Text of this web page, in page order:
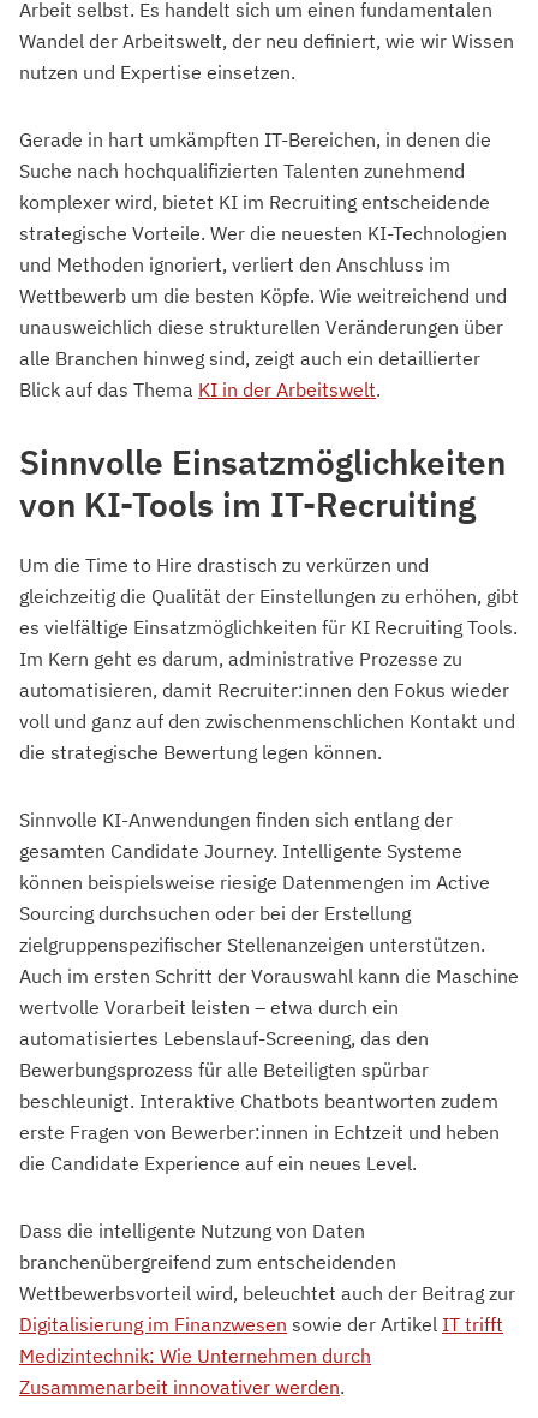
Arbeit selbst. Es handelt sich um einen fundamentalen
Wandel der Arbeitswelt, der neu definiert, wie wir Wissen
nutzen und Expertise einsetzen.
Gerade in hart umkämpften IT-Bereichen, in denen die
Suche nach hochqualifizierten Talenten zunehmend
komplexer wird, bietet KI im Recruiting entscheidende
strategische Vorteile. Wer die neuesten KI-Technologien
und Methoden ignoriert, verliert den Anschluss im
Wettbewerb um die besten Köpfe. Wie weitreichend und
unausweichlich diese strukturellen Veränderungen über
alle Branchen hinweg sind, zeigt auch ein detaillierter
Blick auf das Thema KI in der Arbeitswelt.
Sinnvolle Einsatzmöglichkeiten
von KI-Tools im IT-Recruiting
Um die Time to Hire drastisch zu verkürzen und
gleichzeitig die Qualität der Einstellungen zu erhöhen, gibt
es vielfältige Einsatzmöglichkeiten für KI Recruiting Tools.
Im Kern geht es darum, administrative Prozesse zu
automatisieren, damit Recruiter:innen den Fokus wieder
voll und ganz auf den zwischenmenschlichen Kontakt und
die strategische Bewertung legen können.
Sinnvolle KI-Anwendungen finden sich entlang der
gesamten Candidate Journey. Intelligente Systeme
können beispielsweise riesige Datenmengen im Active
Sourcing durchsuchen oder bei der Erstellung
zielgruppenspezifischer Stellenanzeigen unterstützen.
Auch im ersten Schritt der Vorauswahl kann die Maschine
wertvolle Vorarbeit leisten – etwa durch ein
automatisiertes Lebenslauf-Screening, das den
Bewerbungsprozess für alle Beteiligten spürbar
beschleunigt. Interaktive Chatbots beantworten zudem
erste Fragen von Bewerber:innen in Echtzeit und heben
die Candidate Experience auf ein neues Level.
Dass die intelligente Nutzung von Daten
branchenübergreifend zum entscheidenden
Wettbewerbsvorteil wird, beleuchtet auch der Beitrag zur
Digitalisierung im Finanzwesen sowie der Artikel IT trifft
Medizintechnik: Wie Unternehmen durch
Zusammenarbeit innovativer werden.